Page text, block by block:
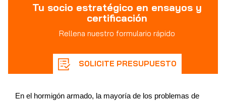
Tu socio estratégico en ensayos y
certificación
Rellena nuestro formulario rápido
SOLICITE PRESUPUESTO
En el hormigón armado, la mayoría de los problemas de